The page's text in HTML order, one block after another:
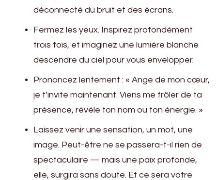
déconnecté du bruit et des écrans.
Fermez les yeux. Inspirez profondément
trois fois, et imaginez une lumière blanche
descendre du ciel pour vous envelopper.
Prononcez lentement : « Ange de mon cœur,
je t’invite maintenant. Viens me frôler de ta
présence, révèle ton nom ou ton énergie. »
Laissez venir une sensation, un mot, une
image. Peut-être ne se passera-t-il rien de
spectaculaire — mais une paix profonde,
elle, surgira sans doute. Et ce sera votre